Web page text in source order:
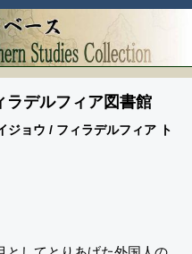
ラデルフィア図書館
ジョウ / フィラデルフィア ト